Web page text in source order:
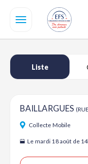
contenu
Liste
BAILLARGUES
Collecte Mobile
Le mardi 18 août de